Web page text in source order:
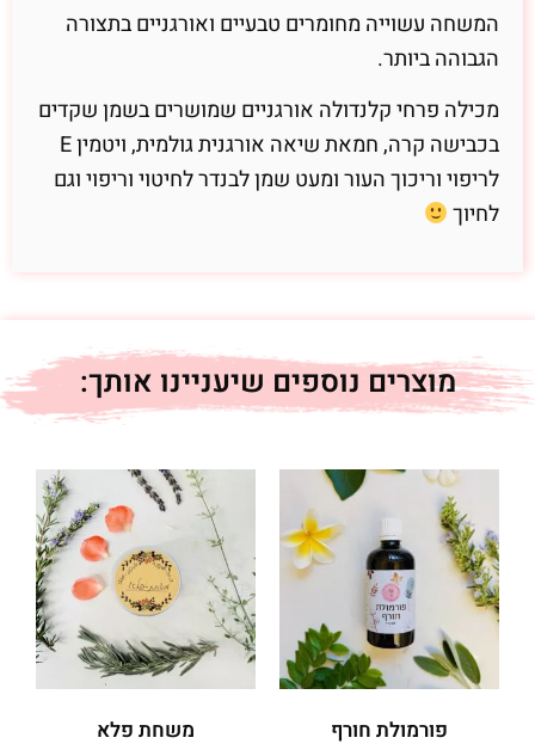
המשחה עשוייה מחומרים טבעיים ואורגניים בתצורה
הגבוהה ביותר.
מכילה פרחי קלנדולה אורגניים שמושרים בשמן שקדים
בכבישה קרה, חמאת שיאה אורגנית גולמית, ויטמין E
לריפוי וריכוך העור ומעט שמן לבנדר לחיטוי וריפוי וגם
לחיוך
מוצרים נוספים שיעניינו אותך:
פורמולת חורף משחת פלא